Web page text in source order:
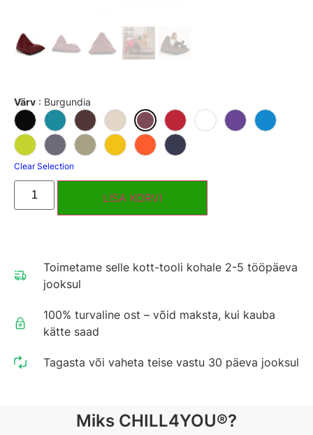
Värv : Burgundia
Clear Selection
LISA KORVI
Toimetame selle kott-tooli kohale 2-5 tööpäeva
jooksul
100% turvaline ost – võid maksta, kui kauba
kätte saad
Tagasta või vaheta teise vastu 30 päeva jooksul
Miks CHILL4YOU®?